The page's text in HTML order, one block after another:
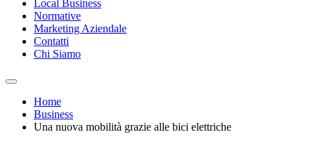
Local Business
Normative
Marketing Aziendale
Contatti
Chi Siamo
Home
Business
Una nuova mobilità grazie alle bici elettriche